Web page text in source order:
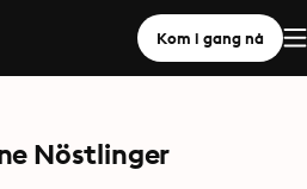
Kom i gang nå
Nöstlinger